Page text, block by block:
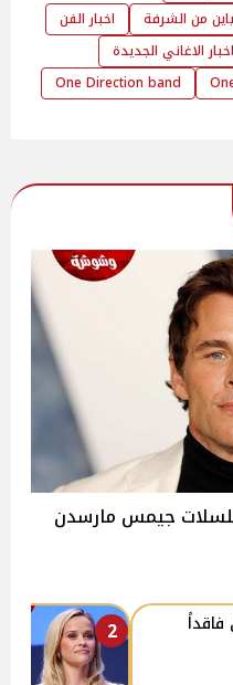
من الشرفة
اخبار الفن
اخبار الاغاني الجديدة
One Direction band
جيمس مارسدن
2